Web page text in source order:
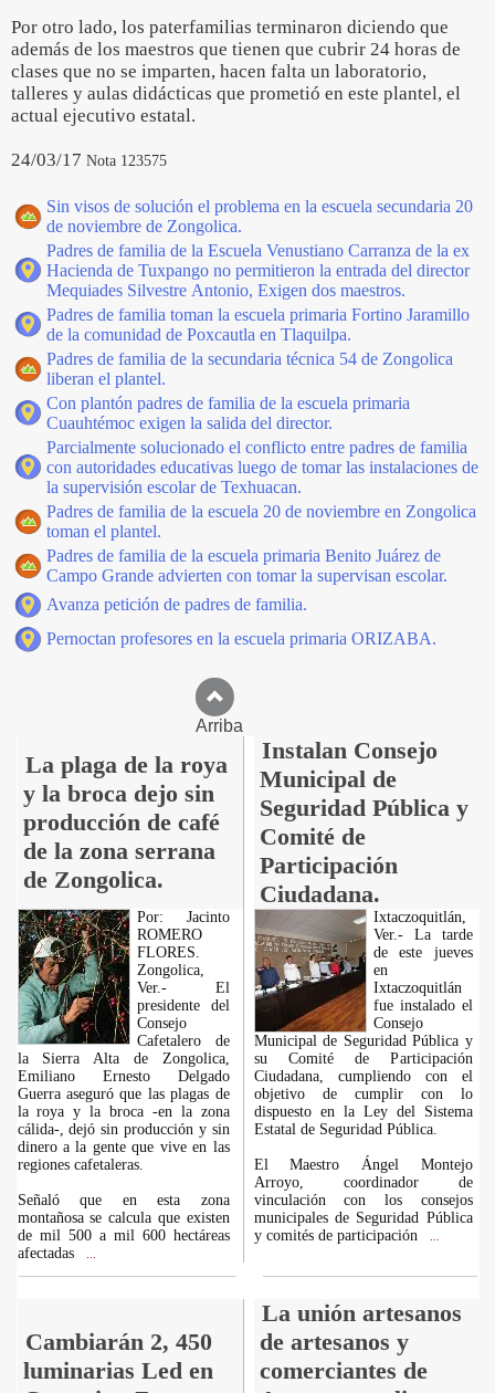
Por otro lado, los paterfamilias terminaron diciendo que
además de los maestros que tienen que cubrir 24 horas de
clases que no se imparten, hacen falta un laboratorio,
talleres y aulas didácticas que prometió en este plantel, el
actual ejecutivo estatal.
24/03/17 Nota 123575
Sin visos de solución el problema en la escuela secundaria 20
de noviembre de Zongolica.
Padres de familia de la Escuela Venustiano Carranza de la ex
Hacienda de Tuxpango no permitieron la entrada del director
Mequiades Silvestre Antonio, Exigen dos maestros.
Padres de familia toman la escuela primaria Fortino Jaramillo
de la comunidad de Poxcautla en Tlaquilpa.
Padres de familia de la secundaria técnica 54 de Zongolica
liberan el plantel.
Con plantón padres de familia de la escuela primaria
Cuauhtémoc exigen la salida del director.
Parcialmente solucionado el conflicto entre padres de familia
con autoridades educativas luego de tomar las instalaciones de
la supervisión escolar de Texhuacan.
Padres de familia de la escuela 20 de noviembre en Zongolica
toman el plantel.
Padres de familia de la escuela primaria Benito Juárez de
Campo Grande advierten con tomar la supervisan escolar.
Avanza petición de padres de familia.
Pernoctan profesores en la escuela primaria ORIZABA.
Arriba
La plaga de la roya
y la broca dejo sin
producción de café
de la zona serrana
de Zongolica.
Instalan Consejo
Municipal de
Seguridad Pública y
Comité de
Participación
Ciudadana.
Por: Jacinto
ROMERO
FLORES.
Zongolica,
Ver.- El
presidente del
Consejo
Cafetalero de
la Sierra Alta de Zongolica,
Emiliano Ernesto Delgado
Guerra aseguró que las plagas de
la roya y la broca -en la zona
cálida-, dejó sin producción y sin
dinero a la gente que vive en las
regiones cafetaleras.
Señaló que en esta zona
montañosa se calcula que existen
de mil 500 a mil 600 hectáreas
afectadas
Ixtaczoquitlán,
Ver.- La tarde
de este jueves
en
Ixtaczoquitlán
fue instalado el
Consejo
Municipal de Seguridad Pública y
su Comité de Participación
Ciudadana, cumpliendo con el
objetivo de cumplir con lo
dispuesto en la Ley del Sistema
Estatal de Seguridad Pública.
El Maestro Ángel Montejo
Arroyo, coordinador de
vinculación con los consejos
municipales de Seguridad Pública
y comités de participación
Cambiarán 2, 450
luminarias Led en
La unión artesanos
de artesanos y
comerciantes de